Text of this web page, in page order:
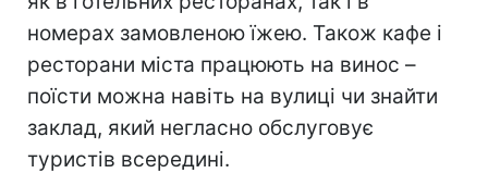
номерах замовленою їжею. Також кафе і
ресторани міста працюють на винос –
поїсти можна навіть на вулиці чи знайти
заклад, який негласно обслуговує
туристів всередині.